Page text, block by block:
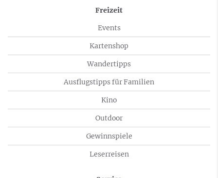
Freizeit
Events
Kartenshop
Wandertipps
Ausflugstipps für Familien
Kino
Outdoor
Gewinnspiele
Leserreisen